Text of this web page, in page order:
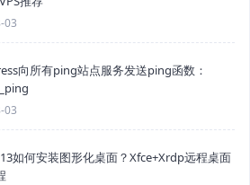
03
向所有ping站点服务发送ping函数：
03
如何安装图形化桌面？Xfce+Xrdp远程桌面